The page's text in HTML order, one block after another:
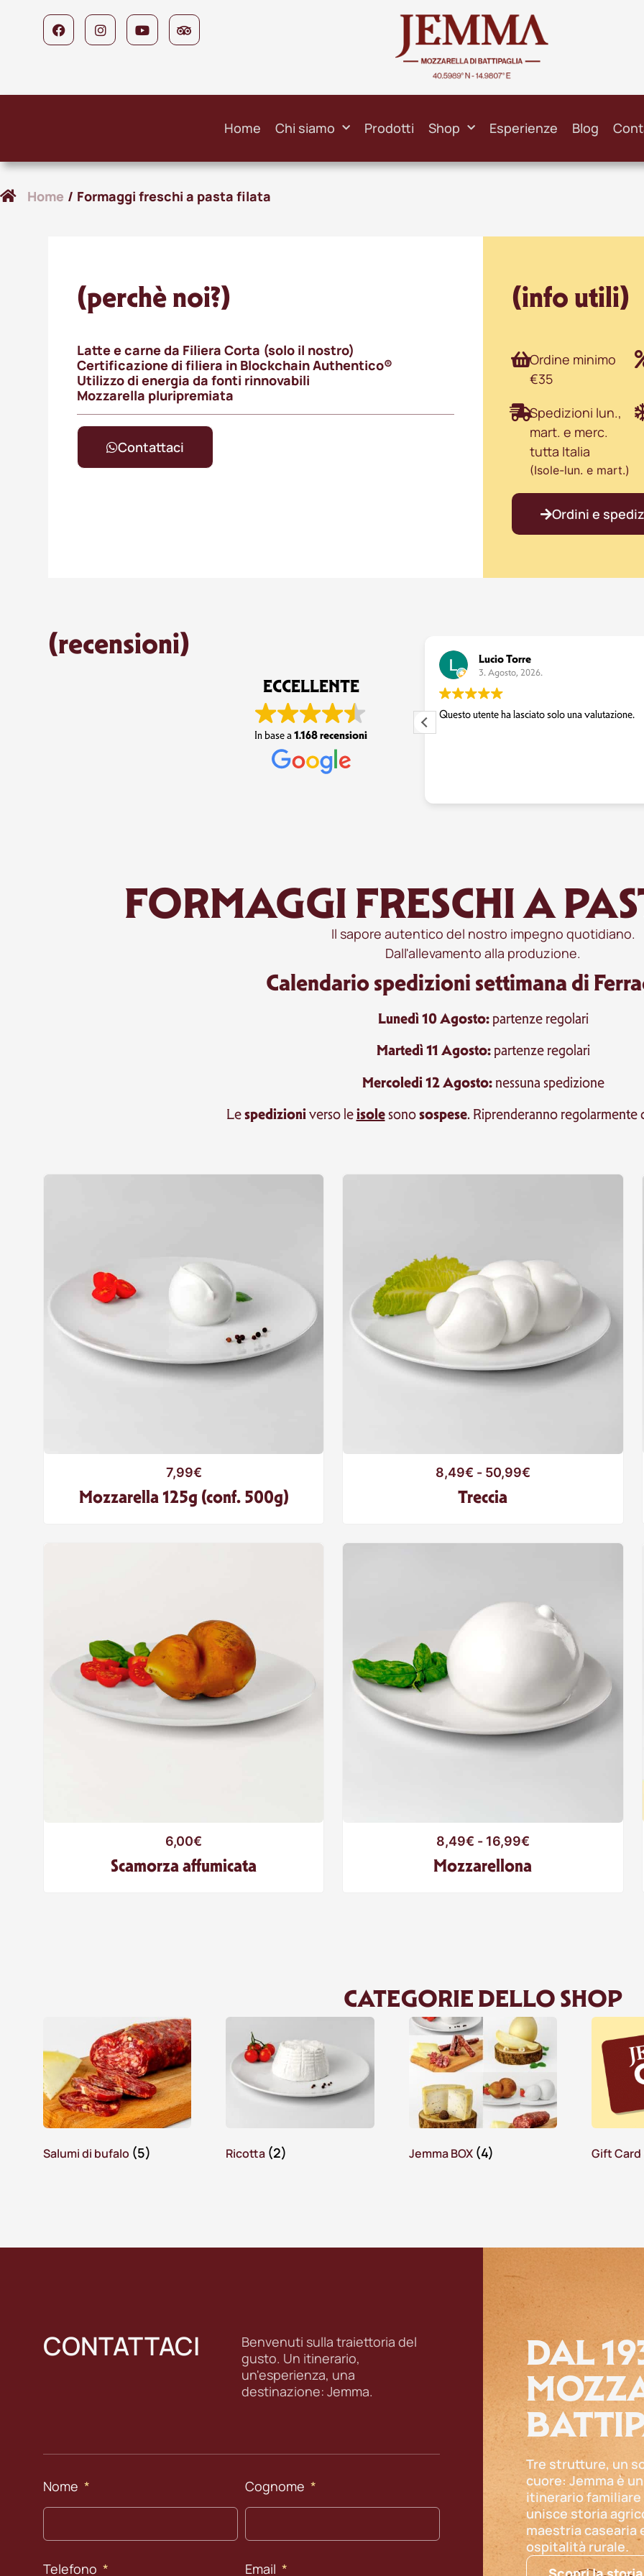
Home Chi siamo Prodotti Shop Esperienze Blog
Home / Formaggi freschi a pasta filata
(perchè noi?)
Latte e carne da Filiera Corta (solo il nostro)
Certificazione di filiera in Blockchain Authentico®
Utilizzo di energia da fonti rinnovabili
Mozzarella pluripremiata
Contattaci
(info utili)
Ordine minimo
€35
Spedizioni lun.,
mart. e merc.
tutta Italia
(Isole-lun. e mart.)
Ordini e
(recensioni)
ECCELLENTE
In base a1.168 recensioni
Questo utente ha lasciato solo una valutazione.
Lucio Torre
3. Agosto, 2026.
Questo utente ha lasciato solo una valutazione.
FORMAGGI FRESCHI A
Il sapore autentico del nostro impegno quotidiano.
Dall'allevamento alla produzione.
Calendario spedizioni settimana di
Lunedì 10 Agosto:partenze regolari
Martedì 11 Agosto:partenze regolari
Mercoledi 12 Agosto:nessuna spedizione
Lespedizioniverso leisolesonosospese. Riprenderanno regolarmente
7,99€
Mozzarella 125g (conf. 500g)
8,49€ - 50,99€
Treccia
6,00€
Scamorza affumicata
8,49€ - 16,99€
Mozzarellona
CATEGORIE DELLO SHOP
Salumi di bufalo (5) Ricotta (2) Jemma BOX (4) Gift Card
CONTATTACI
Benvenuti sulla traiettoria del
gusto. Un itinerario,
un'esperienza, una
destinazione: Jemma.
Nome Cognome
Telefono Email
DAL
Tre strutture, un
cuore: Jemma è un
itinerario familiare
unisce storia
maestria casearia
ospitalità rurale.